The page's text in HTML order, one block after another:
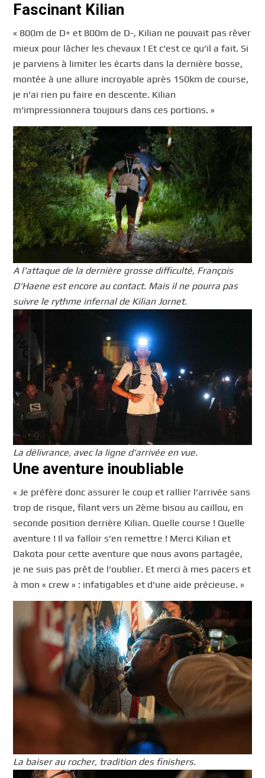
Fascinant Kilian
« 800m de D+ et 800m de D-, Kilian ne pouvait pas rêver
mieux pour lâcher les chevaux ! Et c’est ce qu’il a fait. Si
je parviens à limiter les écarts dans la dernière bosse,
montée à une allure incroyable après 150km de course,
je n’ai rien pu faire en descente. Kilian
m’impressionnera toujours dans ces portions. »
A l’attaque de la dernière grosse difficulté, François
D’Haene est encore au contact. Mais il ne pourra pas
suivre le rythme infernal de Kilian Jornet.
La délivrance, avec la ligne d’arrivée en vue.
Une aventure inoubliable
« Je préfère donc assurer le coup et rallier l’arrivée sans
trop de risque, filant vers un 2ème bisou au caillou, en
seconde position derrière Kilian. Quelle course ! Quelle
aventure ! Il va falloir s’en remettre ! Merci Kilian et
Dakota pour cette aventure que nous avons partagée,
je ne suis pas prêt de l’oublier. Et merci à mes pacers et
à mon « crew » : infatigables et d’une aide précieuse. »
La baiser au rocher, tradition des finishers.